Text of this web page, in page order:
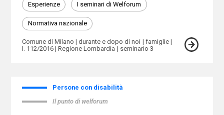
Esperienze I seminari di Welforum
Normativa nazionale
Comune di Milano durante e dopo di noi
famiglie
l. 112/2016
Regione Lombardia seminario 3
Persone con disabilità
Il punto di welforum